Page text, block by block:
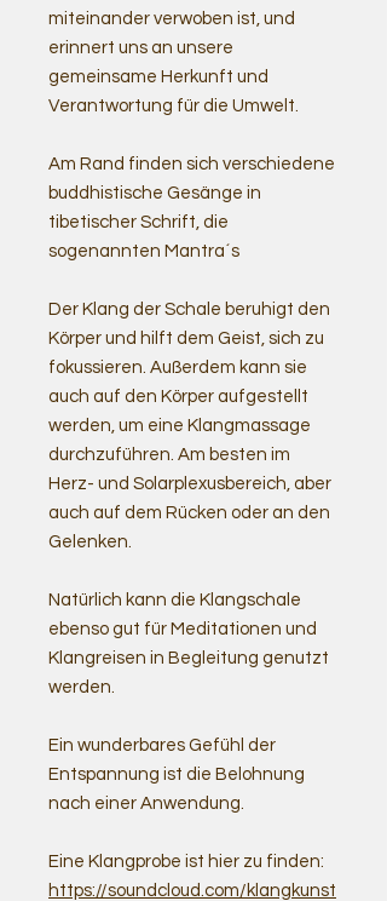
miteinander verwoben ist, und
erinnert uns an unsere
gemeinsame Herkunft und
Verantwortung für die Umwelt.
Am Rand finden sich verschiedene
buddhistische Gesänge in
tibetischer Schrift, die
sogenannten Mantra´s
Der Klang der Schale beruhigt den
Körper und hilft dem Geist, sich zu
fokussieren. Außerdem kann sie
auch auf den Körper aufgestellt
werden, um eine Klangmassage
durchzuführen. Am besten im
Herz- und Solarplexusbereich, aber
auch auf dem Rücken oder an den
Gelenken.
Natürlich kann die Klangschale
ebenso gut für Meditationen und
Klangreisen in Begleitung genutzt
werden.
Ein wunderbares Gefühl der
Entspannung ist die Belohnung
nach einer Anwendung.
Eine Klangprobe ist hier zu finden:
https://soundcloud.com/klangkunst